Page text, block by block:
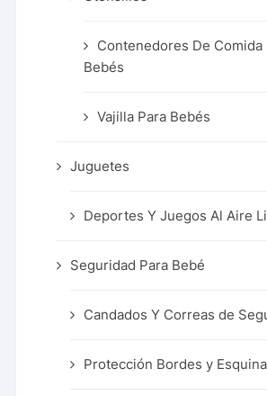
Contenedores De Comida
Bebés
Vajilla Para Bebés
Juguetes
Deportes Y Juegos Al Aire
Seguridad Para Bebé
Candados Y Correas de
Protección Bordes y